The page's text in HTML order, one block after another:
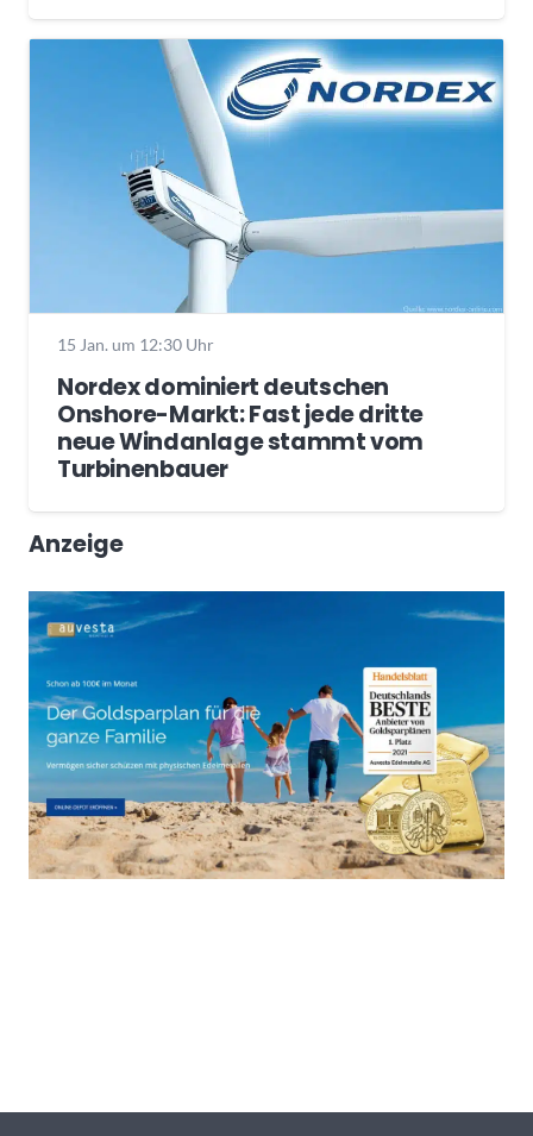
15 Jan. um 12:30 Uhr
Nordex dominiert deutschen
Onshore-Markt: Fast jede dritte
neue Windanlage stammt vom
Turbinenbauer
Anzeige